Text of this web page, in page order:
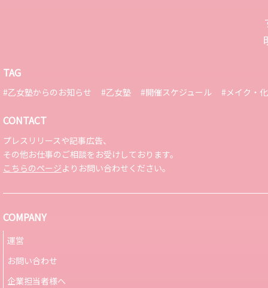
TAG
#乙女塾からのお知らせ #乙女塾 #開催スケジュール #メイク・
CONTACT
プレスリリースや記事広告、
その他お仕事のご相談をお受けしております。
こちらのページよりお問い合わせください。
COMPANY
運営
お問い合わせ
企業担当者様へ